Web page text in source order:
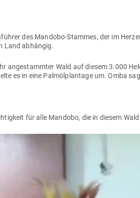
des Mandobo-Stammes, der im
Land abhängig.
ange­stammter Wald auf diesem 3.000
es in eine Palm­öl­plantage um. Omba
für alle Mandobo, die in diesem